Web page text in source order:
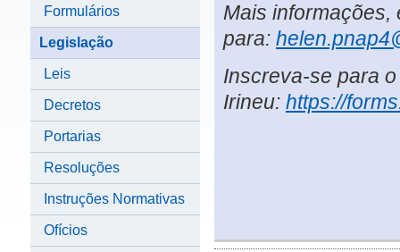
Mais informações,
para:
Inscreva-se para
Irineu: https://
Formulários
Legislação
Leis
Decretos
Portarias
Resoluções
Instruções Normativas
Ofícios